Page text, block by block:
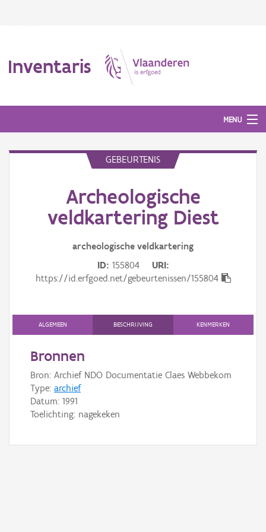
Inventaris
MENU
Aanduidingsobject
Waarneming
Gebeurtenis
Downloads
Hergebruik
Aanmelden
GEBEURTENIS
Archeologische
veldkartering Diest
archeologische veldkartering
ID 155804
URI
https://id.erfgoed.net/gebeurtenissen/155804
ALGEMEEN BESCHRIJVING KENMERKEN
Bronnen
Bron: Archief NDO Documentatie Claes Webbekom
Type: archief
Datum: 1991
Toelichting: nagekeken